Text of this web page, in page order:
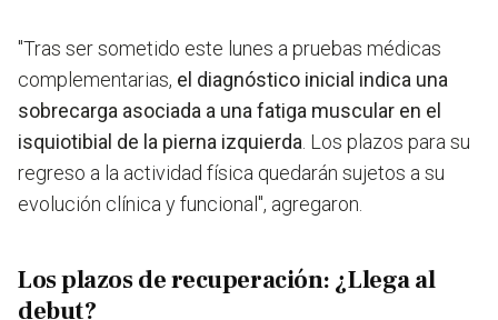
"Tras ser sometido este lunes a pruebas médicas
complementarias, el diagnóstico inicial indica una
sobrecarga asociada a una fatiga muscular en el
isquiotibial de la pierna izquierda . Los plazos para su
regreso a la actividad física quedarán sujetos a su
evolución clínica y funcional", agregaron.
Los plazos de recuperación: ¿Llega al
debut?